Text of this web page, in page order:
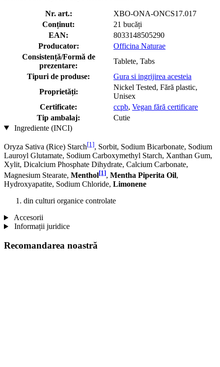
Nr. art.:
XBO-ONA-ONCS17.017
Conținut:
21 bucăți
EAN:
8033148505290
Producator:
Officina Naturae
Consistență/Formă de
prezentare:
Tablete, Tabs
Tipuri de produse:
Gura si ingrijirea acesteia
Proprietăți:
Nickel Tested, Fără plastic,
Unisex
Certificate:
ccpb, Vegan fără certificare
Tip ambalaj:
Cutie
Ingrediente (INCI)
Oryza Sativa (Rice) Starch[1], Sorbit, Sodium Bicarbonate, Sodium
Lauroyl Glutamate, Sodium Carboxymethyl Starch, Xanthan Gum,
Xylit, Dicalcium Phosphate Dihydrate, Calcium Carbonate,
Magnesium Stearate, Menthol[1], Mentha Piperita Oil,
Hydroxyapatite, Sodium Chloride, Limonene
din culturi organice controlate
Accesorii
Informații juridice
Recomandarea noastră